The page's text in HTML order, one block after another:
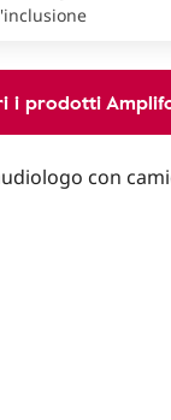
i prodotti